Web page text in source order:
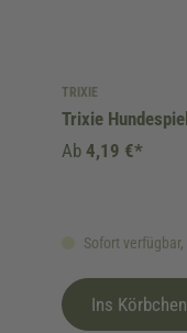
TRIXIE
Trixie
Sofort
Ab 4,19 €*
Ins Körbchen